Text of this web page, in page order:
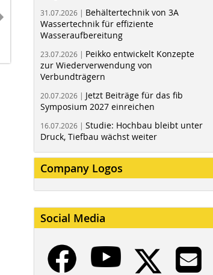
31.07.2026 | Behältertechnik von 3A
Wassertechnik für effiziente
Wasseraufbereitung
23.07.2026 | Peikko entwickelt Konzepte
zur Wiederverwendung von
Verbundträgern
20.07.2026 | Jetzt Beiträge für das fib
Symposium 2027 einreichen
16.07.2026 | Studie: Hochbau bleibt unter
Druck, Tiefbau wächst weiter
Company Logos
Social Media